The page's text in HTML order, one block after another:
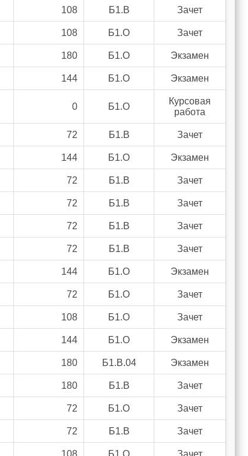
108 Б1.В Зачет
108 Б1.О Зачет
180 Б1.О Экзамен
144 Б1.О Экзамен
0 Б1.О
Курсовая
работа
72 Б1.В Зачет
144 Б1.О Экзамен
72 Б1.В Зачет
72 Б1.В Зачет
72 Б1.В Зачет
72 Б1.В Зачет
144 Б1.О Экзамен
72 Б1.О Зачет
108 Б1.О Зачет
144 Б1.О Экзамен
180 Б1.В.04 Экзамен
180 Б1.В Зачет
72 Б1.О Зачет
72 Б1.В Зачет
108 Б1.О Зачет